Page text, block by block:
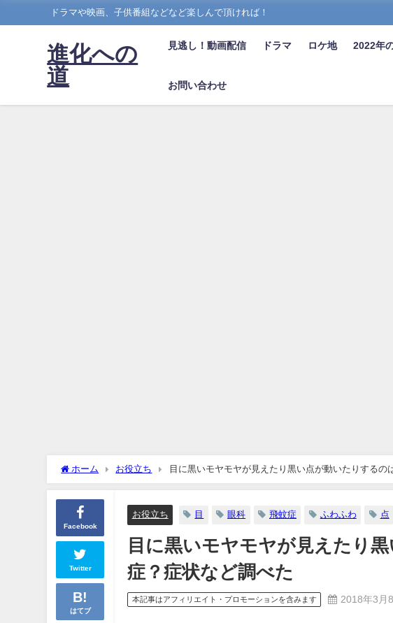
ドラマや映画、子供番組などなど楽しんで頂ければ！
進化への
道
見逃し！動画配信 ドラマ ロケ地 2022年
お問い合わせ
ホーム お役立ち 目に黒いモヤモヤが見えたり黒い点が動いたりするの
Facebook
Twitter
はてブ
お役立ち 目 眼科 飛蚊症 ふわふわ 点
目に黒いモヤモヤが見えたり
症？症状など調べた
本記事はアフィリエイト・プロモーションを含みます 2018年3月